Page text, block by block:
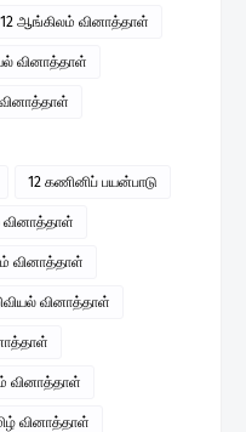
12 ஆங்கிலம் வினாத்தாள்
வினாத்தாள்
12 கணினிப் பயன்பாடு
வினாத்தாள்
வினாத்தாள்
வினாத்தாள்
வினாத்தாள்
வினாத்தாள்